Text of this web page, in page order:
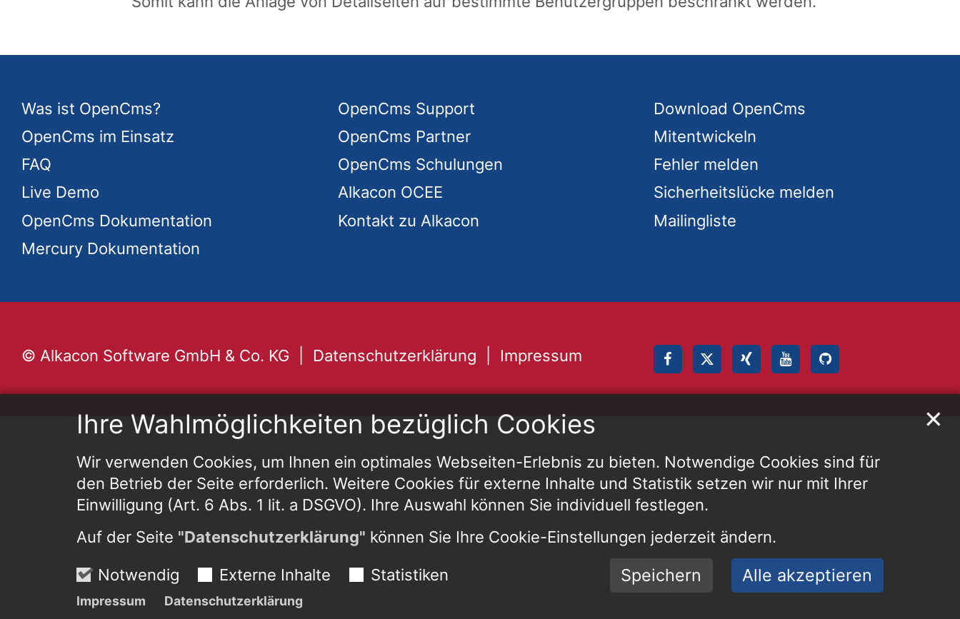
Ihre Wahlmöglichkeiten bezüglich Cookies
Wir verwenden Cookies, um Ihnen ein optimales Webseiten-Erlebnis zu bieten. Notwendige Cookies sind für
den Betrieb der Seite erforderlich. Weitere Cookies für externe Inhalte und Statistik setzen wir nur mit Ihrer
Einwilligung (Art. 6 Abs. 1 lit. a DSGVO). Ihre Auswahl können Sie individuell festlegen.
Auf der Seite "Datenschutzerklärung" können Sie Ihre Cookie-Einstellungen jederzeit ändern.
Notwendig Externe Inhalte Statistiken Speichern Alle akzeptieren
✕
Impressum Datenschutzerklärung
Was ist OpenCms?
OpenCms im Einsatz
FAQ
Live Demo
OpenCms Dokumentation
Mercury Dokumentation
OpenCms Support
OpenCms Partner
OpenCms Schulungen
Alkacon OCEE
Kontakt zu Alkacon
Download OpenCms
Mitentwickeln
Fehler melden
Sicherheitslücke melden
Mailingliste
© Alkacon Software GmbH & Co. KG Datenschutzerklärung Impressum